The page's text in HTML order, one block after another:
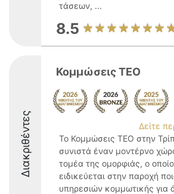
τάσεων, ...
8.5
Διακριθέντες
Κομμώσεις TEO
Δείτε
Το Κομμώσεις TEO στην
συνιστά έναν μοντέρνο
τομέα της ομορφιάς, ο
ειδικεύεται στην παροχή
υπηρεσιών κομμωτικής για